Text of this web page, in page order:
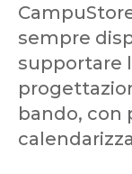
sempre
supportare
bando, con